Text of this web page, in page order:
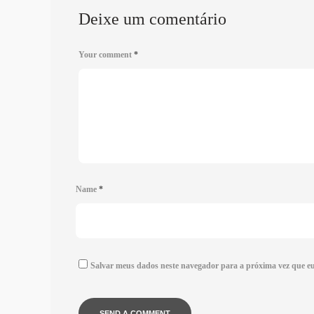
Deixe um comentário
Your comment *
Name *
Salvar meus dados neste navegador para a próxima vez que